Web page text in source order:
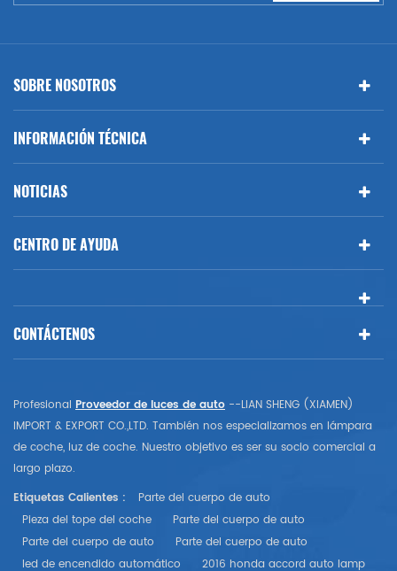
SOBRE NOSOTROS
INFORMACIÓN TÉCNICA
NOTICIAS
CENTRO DE AYUDA
CONTÁCTENOS
Profesional Proveedor de luces de auto --LIAN SHENG (XIAMEN)
IMPORT & EXPORT CO.,LTD. También nos especializamos en lámpara
de coche, luz de coche. Nuestro objetivo es ser su socio comercial a
largo plazo.
Etiquetas Calientes :
Parte del cuerpo de auto
Pieza del tope del coche
Parte del cuerpo de auto
Parte del cuerpo de auto
Parte del cuerpo de auto
led de encendido automático
2016 honda accord auto lamp